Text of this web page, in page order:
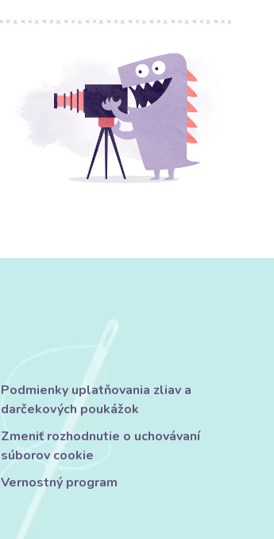
Podmienky uplatňovania zliav a
darčekových poukážok
Zmeniť rozhodnutie o uchovávaní
súborov cookie
Vernostný program